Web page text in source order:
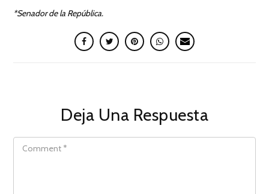
*Senador de la República.
Deja Una Respuesta
COMMENT